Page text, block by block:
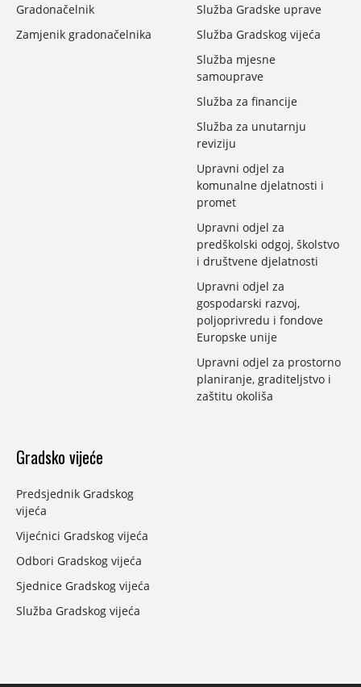
Gradonačelnik
Zamjenik gradonačelnika
Služba Gradske uprave
Služba Gradskog vijeća
Služba mjesne
samouprave
Služba za financije
Služba za unutarnju
reviziju
Upravni odjel za
komunalne djelatnosti i
promet
Upravni odjel za
predškolski odgoj, školstvo
i društvene djelatnosti
Upravni odjel za
gospodarski razvoj,
poljoprivredu i fondove
Europske unije
Upravni odjel za prostorno
planiranje, graditeljstvo i
zaštitu okoliša
Gradsko vijeće
Predsjednik Gradskog
vijeća
Vijećnici Gradskog vijeća
Odbori Gradskog vijeća
Sjednice Gradskog vijeća
Služba Gradskog vijeća